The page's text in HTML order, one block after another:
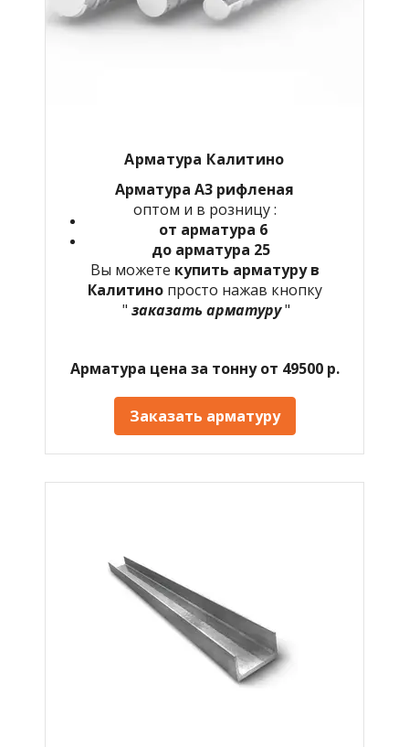
Арматура Калитино
Арматура А3 рифленая
оптом и в розницу :
от арматура 6
до арматура 25
Вы можете купить арматуру в
Калитино просто нажав кнопку
" заказать арматуру"
Арматура цена за тонну от 49500 р.
Заказать арматуру